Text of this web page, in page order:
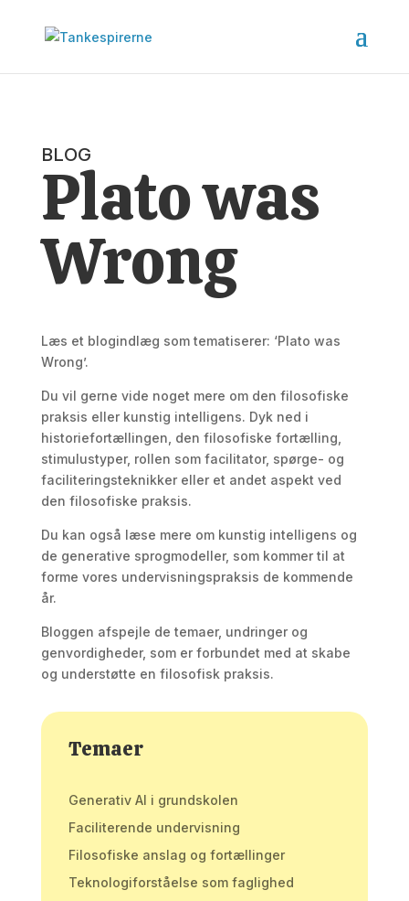
BLOG
Plato was
Wrong
Læs et blogindlæg som tematiserer: ‘Plato was
Wrong’.
Du vil gerne vide noget mere om den filosofiske
praksis eller kunstig intelligens. Dyk ned i
historiefortællingen, den filosofiske fortælling,
stimulustyper, rollen som facilitator, spørge- og
faciliteringsteknikker eller et andet aspekt ved
den filosofiske praksis.
Du kan også læse mere om kunstig intelligens og
de generative sprogmodeller, som kommer til at
forme vores undervisningspraksis de kommende
år.
Bloggen afspejle de temaer, undringer og
genvordigheder, som er forbundet med at skabe
og understøtte en filosofisk praksis.
Temaer
Generativ AI i grundskolen
Faciliterende undervisning
Filosofiske anslag og fortællinger
Teknologiforståelse som faglighed